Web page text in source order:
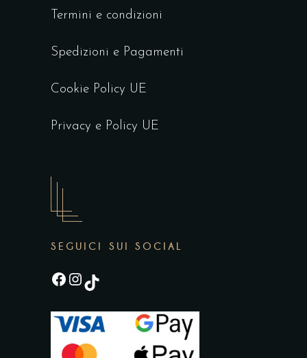
Termini e condizioni
Spedizioni e Pagamenti
Cookie Policy UE
Privacy e Policy UE
SEGUICI SUI SOCIAL
Facebook
Instagram
TikTok